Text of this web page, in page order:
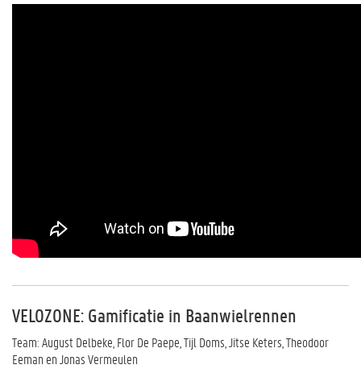
VELOZONE: Gamificatie in Baanwielrennen
Team: August Delbeke, Flor De Paepe, Tijl Doms, Jitse Keters, Theodoor
Eeman en Jonas Vermeulen